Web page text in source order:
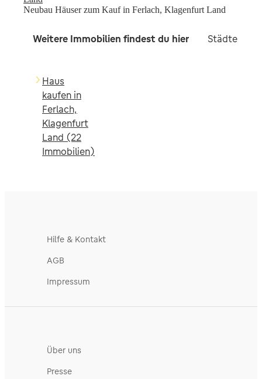
Neubau Häuser zum Kauf in Ferlach, Klagenfurt Land
Weitere Immobilien findest du hier Städte in
Haus
kaufen in
Ferlach,
Klagenfurt
Land (22
Immobilien)
Hilfe & Kontakt
AGB
Impressum
Über uns
Presse